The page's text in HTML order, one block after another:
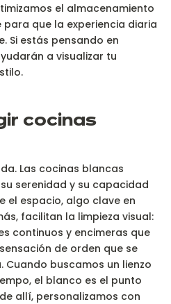
el almacenamiento
que la experiencia diaria
Si estás pensando en
a visualizar tu
cocinas
Las cocinas blancas
serenidad y su capacidad
el espacio, algo clave en
facilitan la limpieza visual:
continuos y encimeras que
de orden que se
buscamos un lienzo
el blanco es el punto
allí, personalizamos con